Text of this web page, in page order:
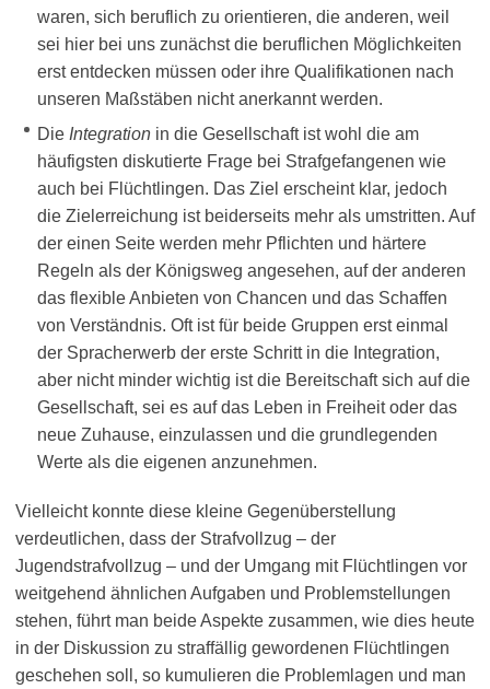
waren, sich beruflich zu orientieren, die anderen, weil
sei hier bei uns zunächst die beruflichen Möglichkeiten
erst entdecken müssen oder ihre Qualifikationen nach
unseren Maßstäben nicht anerkannt werden.
Die Integration in die Gesellschaft ist wohl die am
häufigsten diskutierte Frage bei Strafgefangenen wie
auch bei Flüchtlingen. Das Ziel erscheint klar, jedoch
die Zielerreichung ist beiderseits mehr als umstritten. Auf
der einen Seite werden mehr Pflichten und härtere
Regeln als der Königsweg angesehen, auf der anderen
das flexible Anbieten von Chancen und das Schaffen
von Verständnis. Oft ist für beide Gruppen erst einmal
der Spracherwerb der erste Schritt in die Integration,
aber nicht minder wichtig ist die Bereitschaft sich auf die
Gesellschaft, sei es auf das Leben in Freiheit oder das
neue Zuhause, einzulassen und die grundlegenden
Werte als die eigenen anzunehmen.
Vielleicht konnte diese kleine Gegenüberstellung
verdeutlichen, dass der Strafvollzug – der
Jugendstrafvollzug – und der Umgang mit Flüchtlingen vor
weitgehend ähnlichen Aufgaben und Problemstellungen
stehen, führt man beide Aspekte zusammen, wie dies heute
in der Diskussion zu straffällig gewordenen Flüchtlingen
geschehen soll, so kumulieren die Problemlagen und man